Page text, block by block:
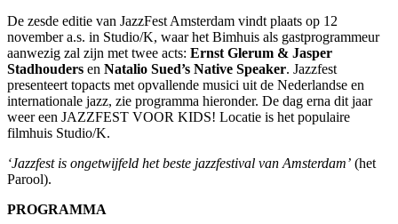
De zesde editie van JazzFest Amsterdam vindt plaats op 12
november a.s. in Studio/K, waar het Bimhuis als gastprogrammeur
aanwezig zal zijn met twee acts: Ernst Glerum & Jasper
Stadhouders en Natalio Sued’s Native Speaker. Jazzfest
presenteert topacts met opvallende musici uit de Nederlandse en
internationale jazz, zie programma hieronder. De dag erna dit jaar
weer een JAZZFEST VOOR KIDS! Locatie is het populaire
filmhuis Studio/K.
‘Jazzfest is ongetwijfeld het beste jazzfestival van Amsterdam’ (het
Parool).
PROGRAMMA